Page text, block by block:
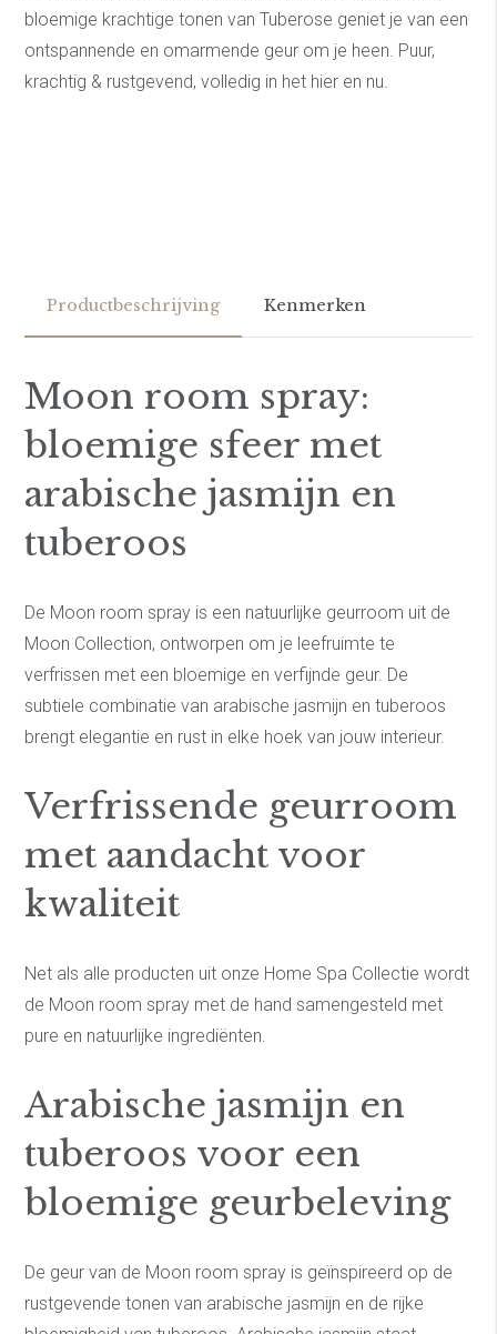
bloemige krachtige tonen van Tuberose geniet je van een
ontspannende en omarmende geur om je heen. Puur,
krachtig & rustgevend, volledig in het hier en nu.
Productbeschrijving Kenmerken
Moon room spray:
bloemige sfeer met
arabische jasmijn en
tuberoos
De Moon room spray is een natuurlijke geurroom uit de
Moon Collection, ontworpen om je leefruimte te
verfrissen met een bloemige en verfijnde geur. De
subtiele combinatie van arabische jasmijn en tuberoos
brengt elegantie en rust in elke hoek van jouw interieur.
Verfrissende geurroom
met aandacht voor
kwaliteit
Net als alle producten uit onze Home Spa Collectie wordt
de Moon room spray met de hand samengesteld met
pure en natuurlijke ingrediënten.
Arabische jasmijn en
tuberoos voor een
bloemige geurbeleving
De geur van de Moon room spray is geïnspireerd op de
rustgevende tonen van arabische jasmijn en de rijke